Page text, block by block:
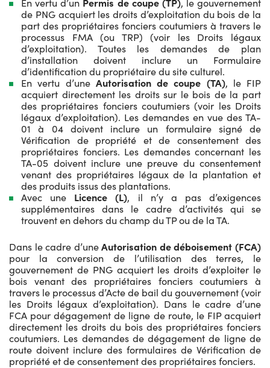
de PNG acquiert les droits d’exploitation du bois de la
part des propriétaires fonciers coutumiers à travers le
processus FMA (ou TRP) (voir les Droits légaux
d’exploitation). Toutes les demandes de plan
d’installation doivent inclure un Formulaire
d’identification du propriétaire du site culturel.
En vertu d’une Autorisation de coupe (TA), le FIP
acquiert directement les droits sur le bois de la part
des propriétaires fonciers coutumiers (voir les Droits
légaux d’exploitation). Les demandes en vue des TA-
01 à 04 doivent inclure un formulaire signé de
Vérification de propriété et de consentement des
propriétaires fonciers. Les demandes concernant les
TA-05 doivent inclure une preuve du consentement
venant des propriétaires légaux de la plantation et
des produits issus des plantations.
Avec une Licence (L), il n’y a pas d’exigences
supplémentaires dans le cadre d’activités qui se
trouvent en dehors du champ du TP ou de la TA.
Dans le cadre d’uneAutorisation de déboisement (FCA)
pour la conversion de l’utilisation des terres, le
gouvernement de PNG acquiert les droits d’exploiter le
bois venant des propriétaires fonciers coutumiers à
travers le processus d’Acte de bail du gouvernement (voir
les Droits légaux d’exploitation). Dans le cadre d’une
FCA pour dégagement de ligne de route, le FIP acquiert
directement les droits du bois des propriétaires fonciers
coutumiers. Les demandes de dégagement de ligne de
route doivent inclure des formulaires de Vérification de
propriété et de consentement des propriétaires fonciers.